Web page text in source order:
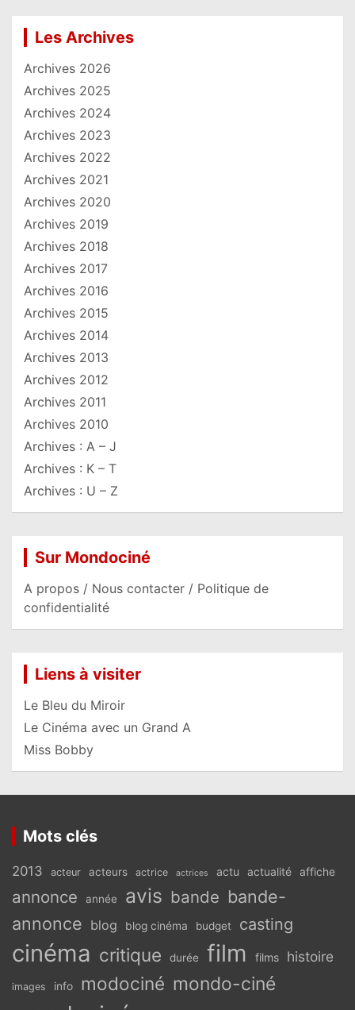
Les Archives
Archives 2026
Archives 2025
Archives 2024
Archives 2023
Archives 2022
Archives 2021
Archives 2020
Archives 2019
Archives 2018
Archives 2017
Archives 2016
Archives 2015
Archives 2014
Archives 2013
Archives 2012
Archives 2011
Archives 2010
Archives : A – J
Archives : K – T
Archives : U – Z
Sur Mondociné
A propos / Nous contacter / Politique de
confidentialité
Liens à visiter
Le Bleu du Miroir
Le Cinéma avec un Grand A
Miss Bobby
Mots clés
2013 acteur acteurs actrice actrices actu actualité affiche
annonce année avis bande bande-
annonce blog blog cinéma budget casting
cinéma critique durée film films histoire
images info modociné mondo-ciné